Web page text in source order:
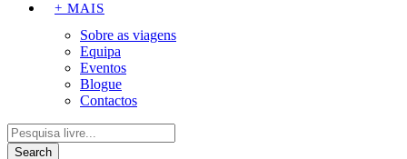
+ MAIS
Sobre as viagens
Equipa
Eventos
Blogue
Contactos